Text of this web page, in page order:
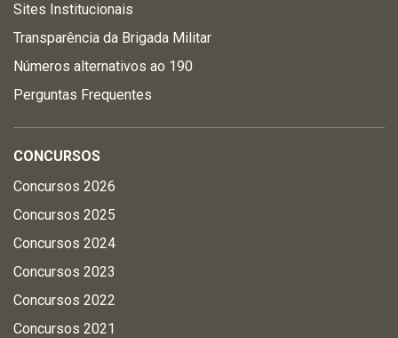
Sites Institucionais
Transparência da Brigada Militar
Números alternativos ao 190
Perguntas Frequentes
CONCURSOS
Concursos 2026
Concursos 2025
Concursos 2024
Concursos 2023
Concursos 2022
Concursos 2021